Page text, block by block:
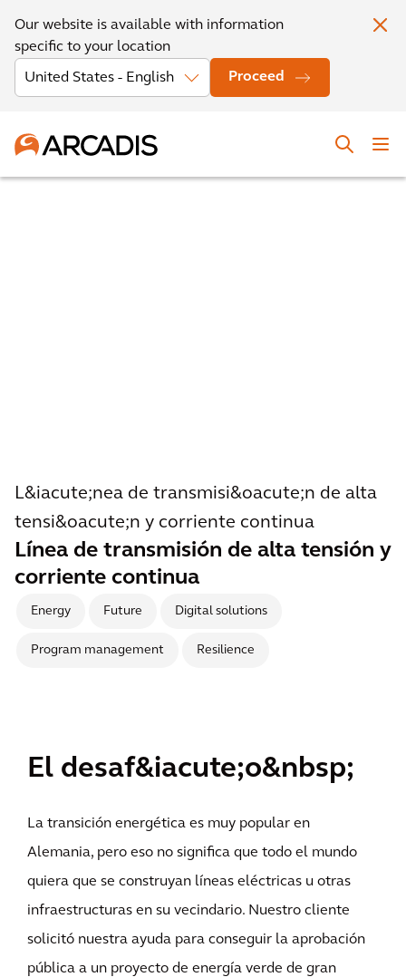
Our website is available with information
specific to your location
Proceed
L&iacute;nea de transmisi&oacute;n de alta
tensi&oacute;n y corriente continua
Línea de transmisión de alta tensión y
corriente continua
Energy Future Digital solutions
Program management Resilience
El desaf&iacute;o&nbsp;
La transición energética es muy popular en
Alemania, pero eso no significa que todo el mundo
quiera que se construyan líneas eléctricas u otras
infraestructuras en su vecindario. Nuestro cliente
solicitó nuestra ayuda para conseguir la aprobación
pública a un proyecto de energía verde de gran